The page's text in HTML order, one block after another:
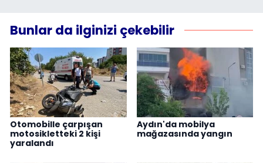
Bunlar da ilginizi çekebilir
Otomobille çarpışan
motosikletteki 2 kişi
yaralandı
Aydın'da mobilya
mağazasında yangın